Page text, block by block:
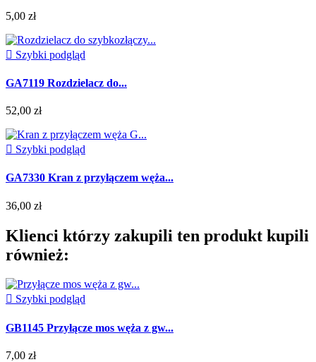
5,00 zł
 Szybki podgląd
GA7119 Rozdzielacz do...
52,00 zł
 Szybki podgląd
GA7330 Kran z przyłączem węża...
36,00 zł
Klienci którzy zakupili ten produkt kupili
również:
 Szybki podgląd
GB1145 Przyłącze mos węża z gw...
7,00 zł